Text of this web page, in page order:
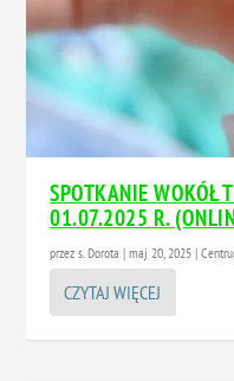
SPOTKANIE WOKÓŁ
01.07.2025 R.
przezs. Dorota |maj 20, 2025 |
CZYTAJ WIĘCEJ